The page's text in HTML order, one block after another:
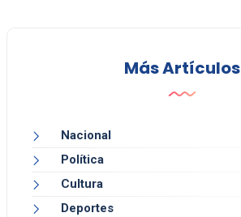
Más Artículos
Nacional
Política
Cultura
Deportes